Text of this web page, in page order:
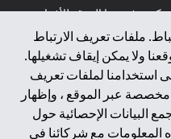
ملفات تعريف الارتباط
ولا يمكن إيقاف تشغيلها.
استخدامنا لملفات تعريف
مخصصة عبر الموقع ، وإظهار
البيانات الإحصائية حول
المعلومات مع شركائنا في
في هذا الموقع للأفراد
الاقتصادية الأوروبية أو
موناكو أو سان مارينو أو
المتحدة أو خصوصية البيانات
حماية البيانات الشخصية
المحتوى الموجود في هذه
أنه عرض أو دعوة أو دعوة
المذكورة هنا لمثل هؤلاء